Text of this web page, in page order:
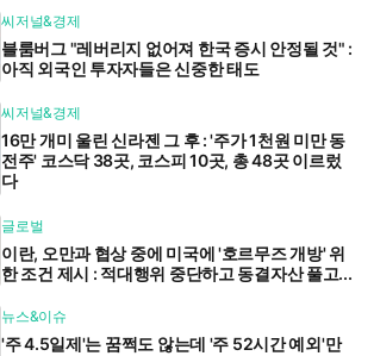
씨저널&경제
블룸버그 "레버리지 없어져 한국 증시 안정될 것" :
아직 외국인 투자자들은 신중한 태도
씨저널&경제
16만 개미 울린 신라젠 그 후 : '주가 1천원 미만 동
전주' 코스닥 38곳, 코스피 10곳, 총 48곳 이르렀
다
글로벌
이란, 오만과 협상 중에 미국에 '호르무즈 개방' 위
한 조건 제시 : 적대행위 중단하고 동결자산 풀고...
뉴스&이슈
'주 4.5일제'는 꿈쩍도 않는데 '주 52시간 예외'만